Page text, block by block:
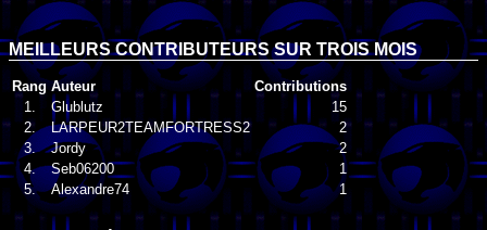
MEILLEURS CONTRIBUTEURS SUR TROIS MOIS
Rang Auteur
Contributions
1.
Glublutz
15
2.
LARPEUR2TEAMFORTRESS2
2
3.
Jordy
2
4.
Seb06200
1
5.
Alexandre74 1